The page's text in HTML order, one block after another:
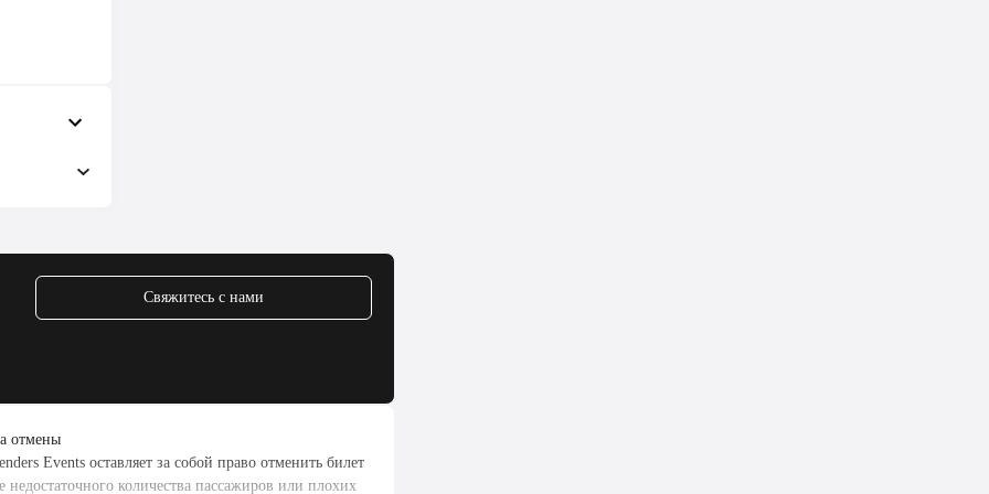
в
не
Свяжитесь с нами
отмены
Events оставляет за собой право отменить билет
недостаточного количества пассажиров или плохих